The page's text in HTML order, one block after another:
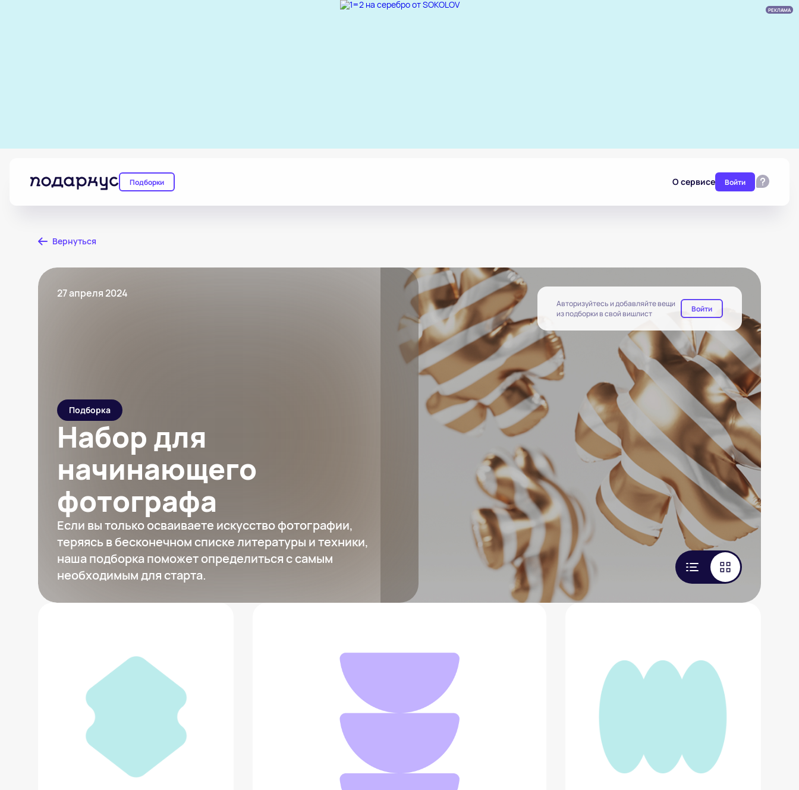
РЕКЛАМА
Подборки О сервисе Войти
Вернуться
27 апреля 2024
Подборка
Набор для
начинающего
фотографа
Если вы только осваиваете искусство фотографии,
теряясь в бесконечном списке литературы и техники,
наша подборка поможет определиться с самым
необходимым для старта.
Авторизуйтесь и добавляйте вещи
из подборки в свой вишлист
Войти
Фотография как современное
Добавить в вишлист Лампа с имитацией солнечного света Yeelight Sunset
Добавить в вишлист